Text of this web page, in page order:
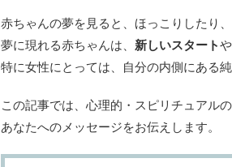
赤ちゃんの夢を見ると、ほっこりしたり
夢に現れる赤ちゃんは、 新しいスタートや
特に女性にとっては、自分の内側にある
この記事では、心理的・スピリチュアル
あなたへのメッセージをお伝えします。